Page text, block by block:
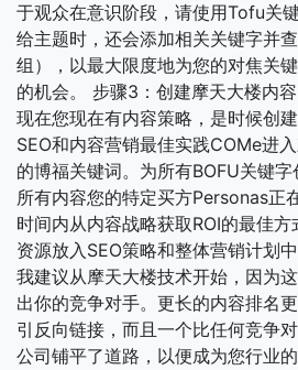
于观众在意识阶段，请使用Tofu关
给主题时，还会添加相关关键字并
组），以最大限度地为您的对焦关
的机会。 步骤3：创建摩天大楼内
现在您现在有内容策略，是时候创
SEO和内容营销最佳实践COMe进
的博福关键词。为所有BOFU关键
所有内容您的特定买方Personas正
时间内从内容战略获取ROI的最佳
资源放入SEO策略和整体营销计划
我建议从摩天大楼技术开始，因为
出你的竞争对手。更长的内容排名
引反向链接，而且一个比任何竞争
公司铺平了道路，以便成为您行业